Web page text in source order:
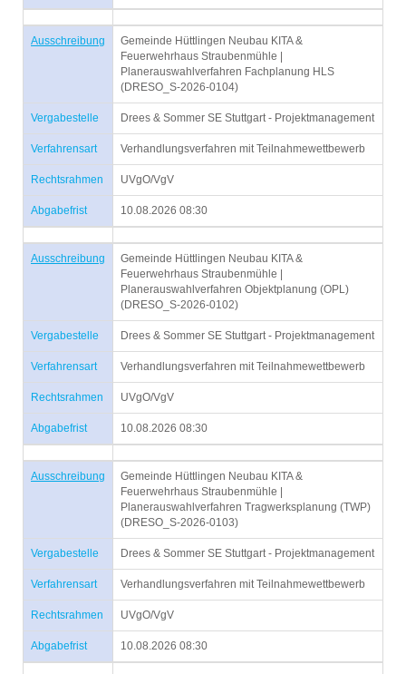
Ausschreibung
Gemeinde Hüttlingen Neubau KITA &
Feuerwehrhaus Straubenmühle |
Planerauswahlverfahren Fachplanung HLS
(DRESO_S-2026-0104)
Vergabestelle Drees & Sommer SE Stuttgart - Projektmanagement
Verfahrensart Verhandlungsverfahren mit Teilnahmewettbewerb
Rechtsrahmen UVgO/VgV
Abgabefrist 10.08.2026 08:30
Ausschreibung
Gemeinde Hüttlingen Neubau KITA &
Feuerwehrhaus Straubenmühle |
Planerauswahlverfahren Objektplanung (OPL)
(DRESO_S-2026-0102)
Vergabestelle Drees & Sommer SE Stuttgart - Projektmanagement
Verfahrensart Verhandlungsverfahren mit Teilnahmewettbewerb
Rechtsrahmen UVgO/VgV
Abgabefrist 10.08.2026 08:30
Ausschreibung
Gemeinde Hüttlingen Neubau KITA &
Feuerwehrhaus Straubenmühle |
Planerauswahlverfahren Tragwerksplanung (TWP)
(DRESO_S-2026-0103)
Vergabestelle Drees & Sommer SE Stuttgart - Projektmanagement
Verfahrensart Verhandlungsverfahren mit Teilnahmewettbewerb
Rechtsrahmen UVgO/VgV
Abgabefrist 10.08.2026 08:30